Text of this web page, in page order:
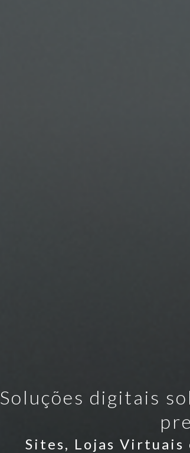
Soluções digitais
Sites, Lojas Virtuais